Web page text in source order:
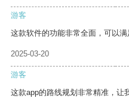
游客
这款软件的功能非常全面，可以满
2025-03-20
游客
这款app的路线规划非常精准，让